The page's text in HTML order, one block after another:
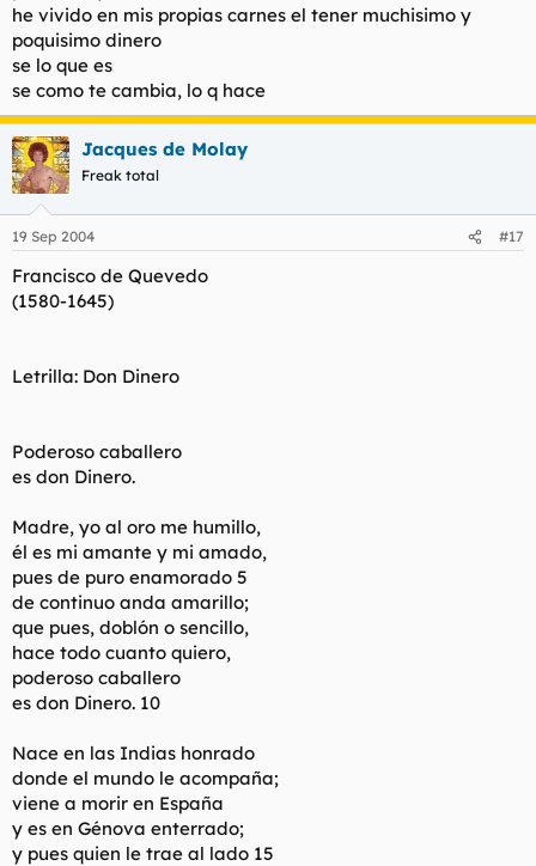
he vivido en mis propias carnes el tener muchisimo y
poquisimo dinero
se lo que es
se como te cambia, lo q hace
Jacques de Molay
Freak total
19 Sep 2004 #17
Francisco de Quevedo
(1580-1645)
Letrilla: Don Dinero
Poderoso caballero
es don Dinero.
Madre, yo al oro me humillo,
él es mi amante y mi amado,
pues de puro enamorado 5
de continuo anda amarillo;
que pues, doblón o sencillo,
hace todo cuanto quiero,
poderoso caballero
es don Dinero. 10
Nace en las Indias honrado
donde el mundo le acompaña;
viene a morir en España
y es en Génova enterrado;
y pues quien le trae al lado 15